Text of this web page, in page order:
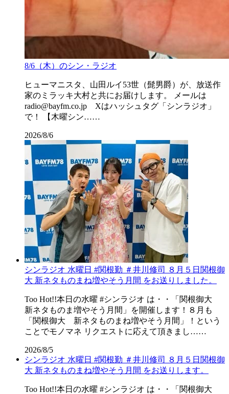
8/6（木）のシン・ラジオ
ヒューマニスタ、山田ルイ53世（髭男爵）が、放送作
家のミラッキ大村と共にお届けします。 メールは
radio@bayfm.co.jp Xはハッシュタグ「シンラジオ」
で！ 【木曜シン……
2026/8/6
シンラジオ 水曜日 #関根勤 ＃井川修司 ８月５日関根御
大 新ネタものまね増やそう月間 をお送りしました。
Too Hot!!本日の水曜 #シンラジオ は・・「関根御大
新ネタものま増やそう月間」を開催します！８月も
「関根御大 新ネタものまね増やそう月間」！という
ことでモノマネ リクエストに応えて頂きまし……
2026/8/5
シンラジオ 水曜日 #関根勤 ＃井川修司 ８月５日関根御
大 新ネタものまね増やそう月間 をお送りします。
Too Hot!!本日の水曜 #シンラジオ は・・「関根御大